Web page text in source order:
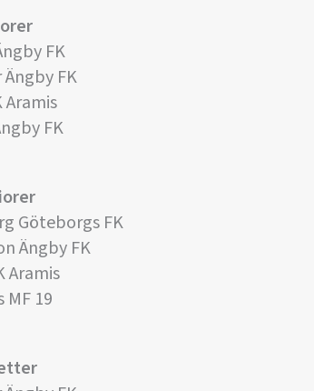
FK
FK
Aramis
FK
Göteborgs FK
Ängby FK
Aramis
MF 19